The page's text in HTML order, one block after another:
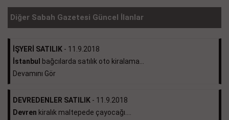
Diğer Sabah Gazetesi Güncel İlanlar
İŞYERİ SATILIK - 11.9.2018
İstanbul
bağcılarda satılık oto kiralama...
Devamını Gör
DEVREDENLER SATILIK - 11.9.2018
Devren kiralık maltepede çayocağı....